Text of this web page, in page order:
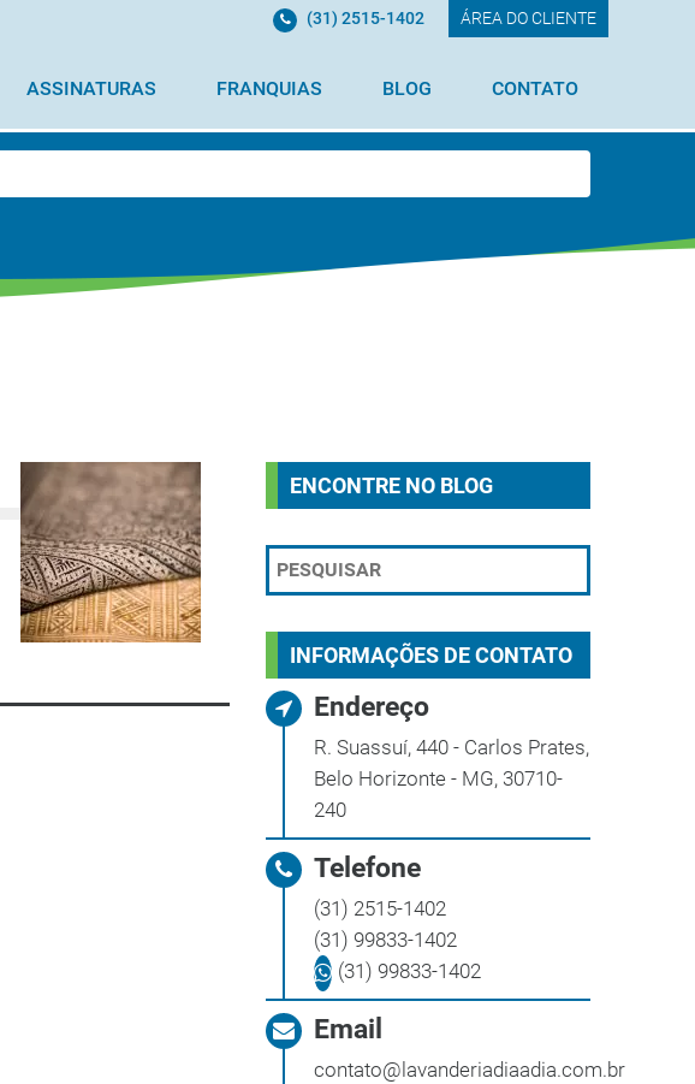
ÁREA DO CLIENTE
(31) 2515-1402
ASSINATURAS FRANQUIAS BLOG CONTATO
ENCONTRE NO BLOG
INFORMAÇÕES DE CONTATO
Endereço
R. Suassuí, 440 - Carlos Prates,
Belo Horizonte - MG, 30710-
240
Telefone
(31) 2515-1402
(31) 99833-1402
(31) 99833-1402
Email
contato@lavanderiadiaadia.com.br